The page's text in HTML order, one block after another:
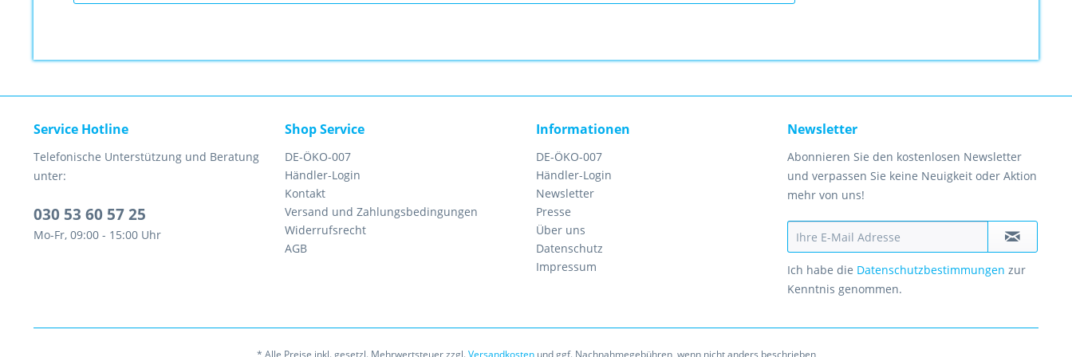
Service Hotline
Telefonische Unterstützung und Beratung
unter:
030 53 60 57 25
Mo-Fr, 09:00 - 15:00 Uhr
Shop Service
DE-ÖKO-007
Händler-Login
Kontakt
Versand und Zahlungsbedingungen
Widerrufsrecht
AGB
Informationen
DE-ÖKO-007
Händler-Login
Newsletter
Presse
Über uns
Datenschutz
Impressum
Newsletter
Abonnieren Sie den kostenlosen Newsletter
und verpassen Sie keine Neuigkeit oder Aktion
mehr von uns!
Ich habe die Datenschutzbestimmungen zur
Kenntnis genommen.
* Alle Preise inkl. gesetzl. Mehrwertsteuer zzgl. Versandkostenund ggf. Nachnahmegebühren, wenn nicht anders beschrieben